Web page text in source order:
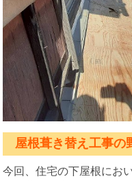
屋根葺き替え工事の
今回、住宅の下屋根にお